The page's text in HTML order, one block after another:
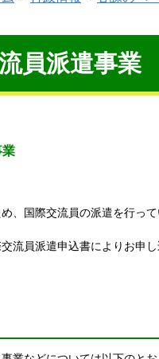
員派遣事業
業
、国際交流員の派遣を行って
流員派遣申込書によりお申し